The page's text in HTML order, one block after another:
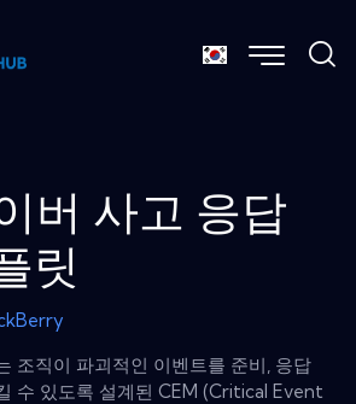
버 사고 응답
릿
직이 파괴적인 이벤트를 준비, 응답
수 있도록 설계된 CEM (Critical Event